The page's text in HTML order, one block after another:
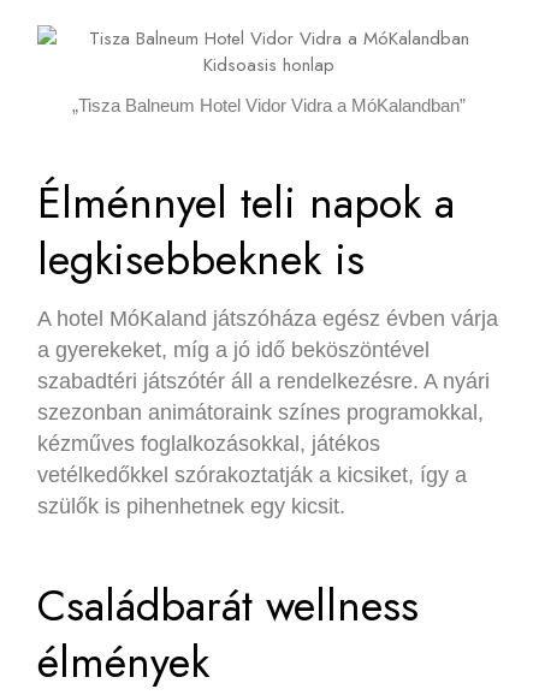
„Tisza Balneum Hotel Vidor Vidra a MóKalandban”
Élménnyel teli napok a
legkisebbeknek is
A hotel MóKaland játszóháza egész évben várja
a gyerekeket, míg a jó idő beköszöntével
szabadtéri játszótér áll a rendelkezésre. A nyári
szezonban animátoraink színes programokkal,
kézműves foglalkozásokkal, játékos
vetélkedőkkel szórakoztatják a kicsiket, így a
szülők is pihenhetnek egy kicsit.
Családbarát wellness
élmények